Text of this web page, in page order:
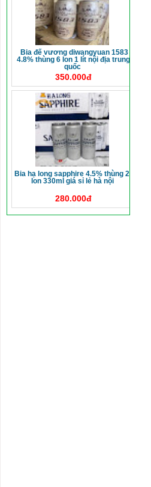
bia đế vương diwangyuan 1583
4.8% thùng 6 lon 1 lít nội địa trung
quốc
350.000đ
bia hạ long sapphire 4.5% thùng 24
lon 330ml giá sỉ lẻ hà nội
280.000đ